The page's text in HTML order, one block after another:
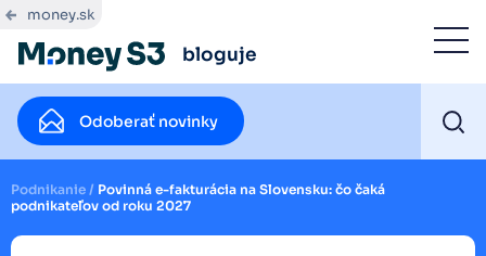
money.sk
bloguje
Odoberať novinky
Podnikanie / Povinná e-fakturácia na Slovensku: čo čaká
podnikateľov od roku 2027